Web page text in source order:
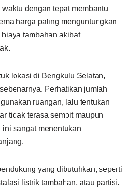
dengan tepat membantu
harga paling menguntungkan
tambahan akibat
lokasi di Bengkulu Selatan,
Perhatikan jumlah
ruangan, lalu tentukan
tidak terasa sempit maupun
ini sangat menentukan
yang dibutuhkan, seperti
listrik tambahan, atau partisi.